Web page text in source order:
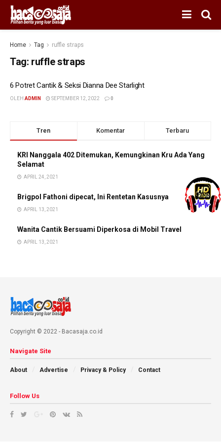
Home Tag ruffle straps
Tag: ruffle straps
6 Potret Cantik & Seksi Dianna Dee Starlight
OLEH ADMIN SEPTEMBER 12, 2022 0
Tren Komentar Terbaru
KRI Nanggala 402 Ditemukan, Kemungkinan Kru Ada Yang
Selamat
APRIL 24, 2021
Brigpol Fathoni dipecat, Ini Rentetan Kasusnya
APRIL 13, 2021
Wanita Cantik Bersuami Diperkosa di Mobil Travel
APRIL 13, 2021
Copyright © 2022 - Bacasaja.co.id
Navigate Site
About Advertise Privacy & Policy Contact
Follow Us